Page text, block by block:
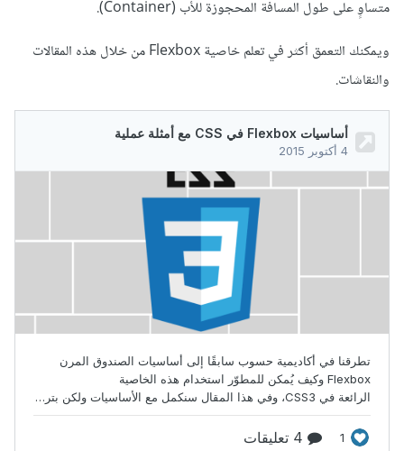
متساوٍ على طول المسافة المحجوزة للأب (Container).
ويمكنك التعمق أكثر في تعلم خاصية Flexbox من خلال هذه المقالات
والنقاشات.